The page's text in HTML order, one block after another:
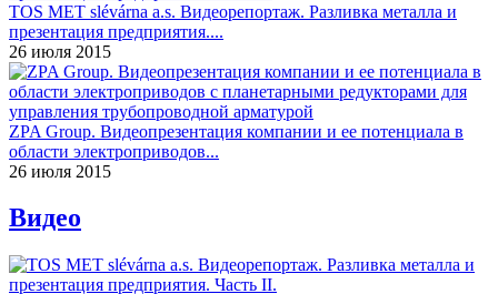
TOS MET slévárna a.s. Видеорепортаж. Разливка металла и
презентация предприятия....
26 июля 2015
ZPA Group. Видеопрезентация компании и ее потенциала в
области электроприводов...
26 июля 2015
Видео